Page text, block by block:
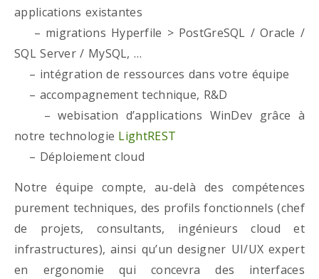
applications existantes
– migrations Hyperfile > PostGreSQL / Oracle /
SQL Server / MySQL, …
– intégration de ressources dans votre équipe
– accompagnement technique, R&D
– webisation d’applications WinDev grâce à
notre technologie LightREST
– Déploiement cloud
Notre équipe compte, au-delà des compétences
purement techniques, des profils fonctionnels (chef
de projets, consultants, ingénieurs cloud et
infrastructures), ainsi qu’un designer UI/UX expert
en ergonomie qui concevra des interfaces